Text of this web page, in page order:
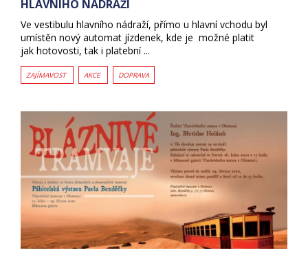
HLAVNÍHO NÁDRAŽÍ
Ve vestibulu hlavního nádraží, přímo u hlavní vchodu byl
umístěn nový automat jízdenek, kde je možné platit
jak hotovosti, tak i platební ...
ZAJÍMAVOST AKCE DOPRAVA